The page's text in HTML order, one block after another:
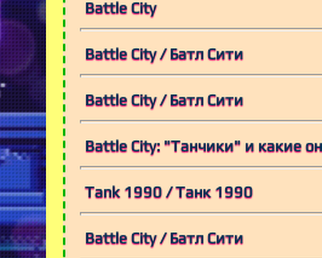
Battle City
Battle City / Батл Сити
Battle City / Батл Сити
Battle City: "Танчики" и какие
Tank 1990 / Танк 1990
Battle City / Батл Сити